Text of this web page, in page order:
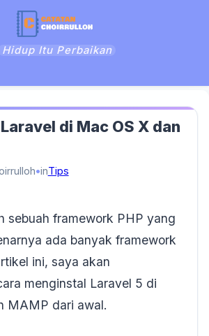
Hidup Itu Perbaikan
di Mac OS X dan
inTips
sebuah framework PHP yang
ada banyak framework
ini, saya akan
menginstal Laravel 5 di
MAMP dari awal.